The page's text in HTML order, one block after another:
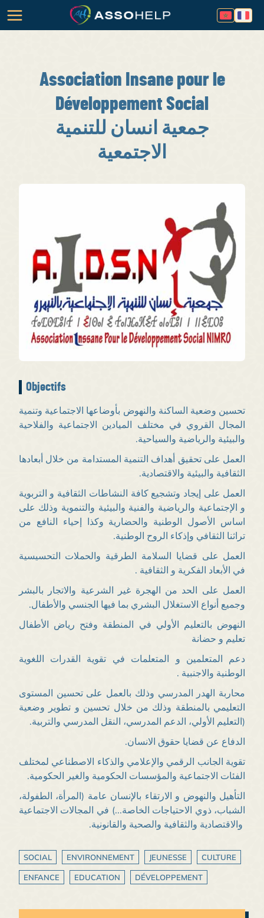
Association Insane pour le
Développement Social
جمعية انسان للتنمية
الاجتمعية
Objectifs
تحسين وضعية الساكنة والنهوض بأوضاعها الاجتماعية وتنمية
المجال القروي في مختلف الميادين الاجتماعية والفلاحية
والبيئية والرياضية والسياحية.
العمل على تحقيق أهداف التنمية المستدامة من خلال أبعادها
الثقافية والبيئية والاقتصادية.
العمل على إيجاد وتشجيع كافة النشاطات الثقافية و التربوية
و الإجتماعية والرياضية والفنية والبيئية والتنموية وذلك على
اساس الأصول الوطنية والحضارية وكذا إحياء النافع من
تراثنا الثقافي وإذكاء الروح الوطنية.
العمل على قضايا السلامة الطرقية والحملات التحسيسية
في الأبعاد الفكرية و الثقافية .
العمل على الحد من الهجرة غير الشرعية والاتجار بالبشر
وجميع أنواع الاستغلال البشري بما فيها الجنسي والأطفال.
النهوض بالتعليم الأولي في المنطقة وفتح رياض الأطفال
تعليم و حضانة
دعم المتعلمين و المتعلمات في تقوية القدرات اللغوية
الوطنية والاجنبية .
محاربة الهدر المدرسي وذلك بالعمل على تحسين المستوى
التعليمي بالمنطقة وذلك من خلال تحسین و تطوير وضعية
(التعليم الأولي، الدعم المدرسي، النقل المدرسي والتربية.
الدفاع عن قضايا حقوق الانسان.
تقوية الجانب الرقمي والإعلامي والذكاء الاصطناعي لمختلف
الفئات الاجتماعية والمؤسسات الحكومية والغير الحكومية.
التأهيل والنهوض و الارتقاء بالإنسان عامة (المرأة، الطفولة،
الشباب، ذوي الاحتياجات الخاصة...) في المجالات الاجتماعية
والاقتصادية والثقافية والصحية والقانونية.
SOCIAL ENVIRONNEMENT JEUNESSE CULTURE
ENFANCE EDUCATION DÉVELOPPEMENT